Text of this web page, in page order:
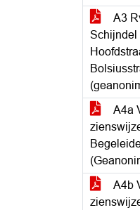
A3
Schijndel
A4a
A4b